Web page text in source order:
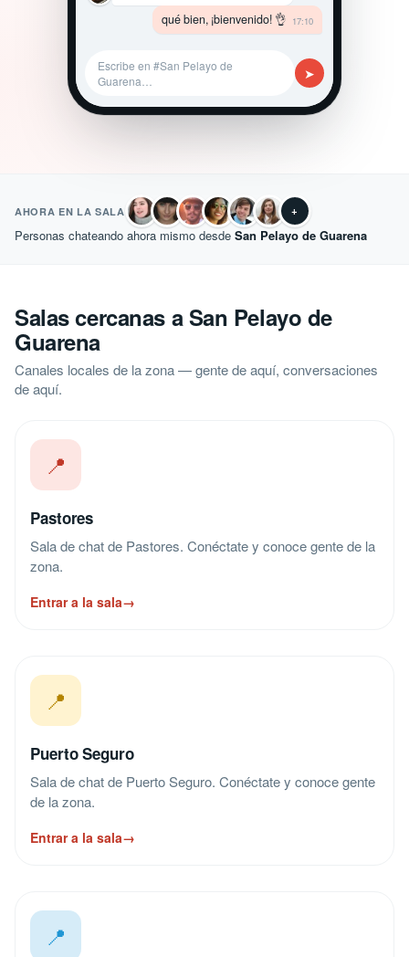
qué bien, ¡bienvenido! 👌 17:10
Escribe en #San Pelayo de
Guarena…
➤
AHORA EN LA SALA +
Personas chateando ahora mismo desde San Pelayo de Guarena
Salas cercanas a San Pelayo de
Guarena
Canales locales de la zona — gente de aquí, conversaciones
de aquí.
📍
Pastores
Sala de chat de Pastores. Conéctate y conoce gente de la
zona.
Entrar a la sala→
📍
Puerto Seguro
Sala de chat de Puerto Seguro. Conéctate y conoce gente
de la zona.
Entrar a la sala→
📍